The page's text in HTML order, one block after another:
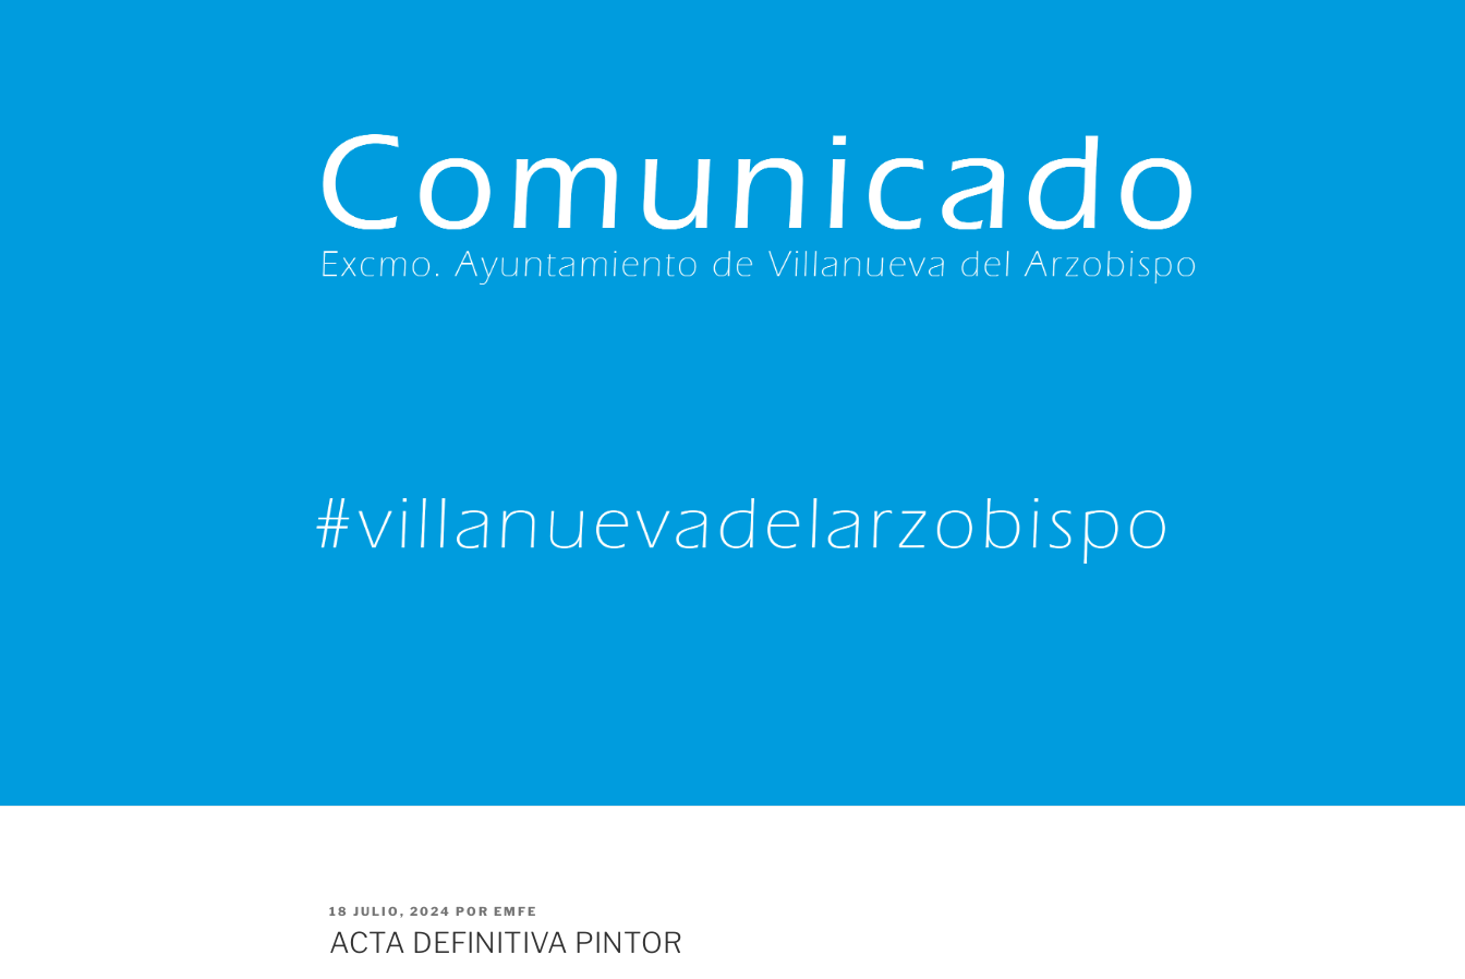
PUBLICADO
18 JULIO, 2024 POR EMFE
ACTA DEFINITIVA PINTOR